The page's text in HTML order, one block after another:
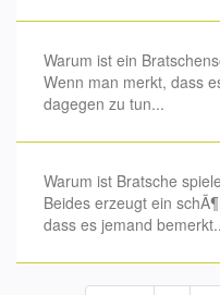
Warum ist ein
Wenn man merkt, dass
dagegen zu tun...
Warum ist Bratsche
Beides erzeugt ein
dass es jemand